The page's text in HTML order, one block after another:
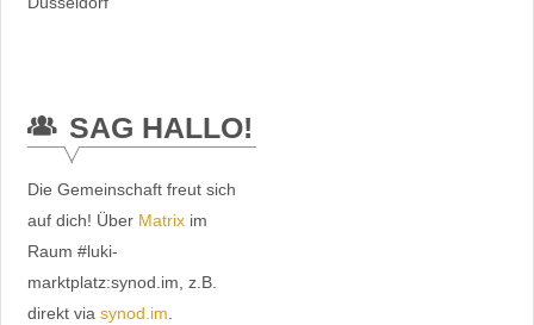
SAG HALLO!
Die Gemeinschaft freut sich
auf dich! Über Matrixim
Raum #luki-
marktplatz:synod.im, z.B.
direkt via synod.im.